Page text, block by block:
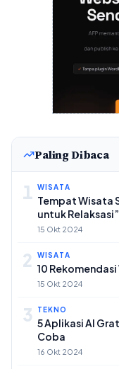
Paling Dibaca
1 WISATA
Tempat Wisata
untuk Relaksasi”
15 Okt 2024
2 WISATA
10
15 Okt 2024
3 TEKNO
5 Aplikasi AI
Coba
16 Okt 2024